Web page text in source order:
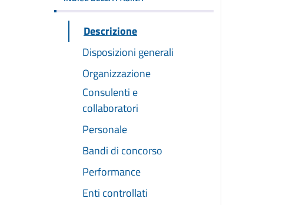
Descrizione
Disposizioni generali
Organizzazione
Consulenti e
collaboratori
Personale
Bandi di concorso
Performance
Enti controllati